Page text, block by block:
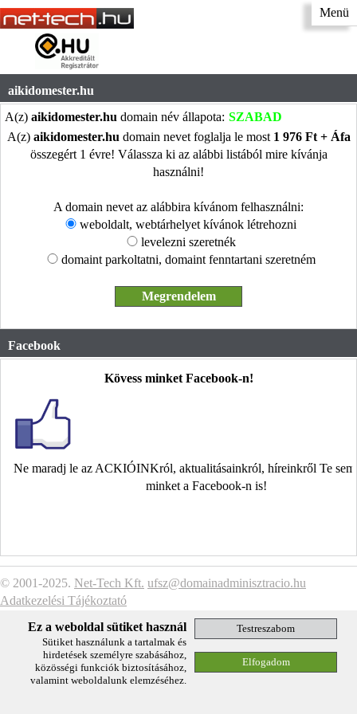
Menü
aikidomester.hu
A(z) aikidomester.hu domain név állapota: SZABAD
A(z) aikidomester.hu domain nevet foglalja le most 1 976 Ft + Áfa
összegért 1 évre! Válassza ki az alábbi listából mire kívánja
használni!
A domain nevet az alábbira kívánom felhasználni:
weboldalt, webtárhelyet kívánok létrehozni
levelezni szeretnék
domaint parkoltatni, domaint fenntartani szeretném
Facebook
Kövess minket Facebook-n!
Ne maradj le az ACKIÓINKról, aktualitásainkról, híreinkről Te
minket a Facebook-n is!
© 2001-2025. Net-Tech Kft. ufsz@domainadminisztracio.hu
Adatkezelési Tájékoztató
Ez a weboldal sütiket használ
Sütiket használunk a tartalmak és
hirdetések személyre szabásához,
közösségi funkciók biztosításához,
valamint weboldalunk elemzéséhez.